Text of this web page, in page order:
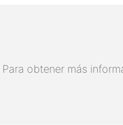
bricolaje.
obtener más